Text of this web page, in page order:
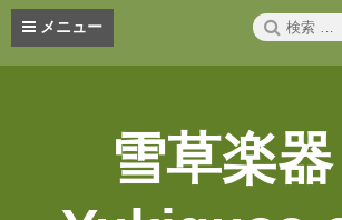
コ
メニュー
検
索:
雪草楽